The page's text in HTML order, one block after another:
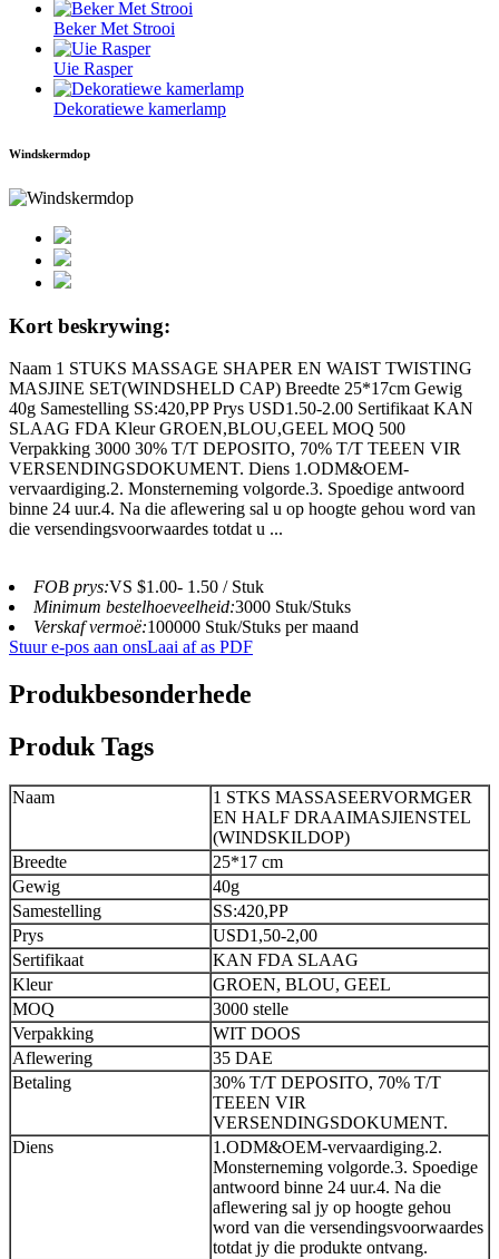
Beker Met Strooi
Uie Rasper
Dekoratiewe kamerlamp
Windskermdop
Kort beskrywing:
Naam 1 STUKS MASSAGE SHAPER EN WAIST TWISTING
MASJINE SET(WINDSHELD CAP) Breedte 25*17cm Gewig
40g Samestelling SS:420,PP Prys USD1.50-2.00 Sertifikaat KAN
SLAAG FDA Kleur GROEN,BLOU,GEEL MOQ 500
Verpakking 3000 30% T/T DEPOSITO, 70% T/T TEEEN VIR
VERSENDINGSDOKUMENT. Diens 1.ODM&OEM-
vervaardiging.2. Monsterneming volgorde.3. Spoedige antwoord
binne 24 uur.4. Na die aflewering sal u op hoogte gehou word van
die versendingsvoorwaardes totdat u ...
FOB prys:VS $1.00- 1.50 / Stuk
Minimum bestelhoeveelheid:3000 Stuk/Stuks
Verskaf vermoë:100000 Stuk/Stuks per maand
Stuur e-pos aan onsLaai af as PDF
Produkbesonderhede
Produk Tags
Naam
1 STKS MASSASEERVORMGER
EN HALF DRAAIMASJIENSTEL
(WINDSKILDOP)
Breedte
25*17 cm
Gewig
40g
Samestelling
SS:420,PP
Prys
USD1,50-2,00
Sertifikaat
KAN FDA SLAAG
Kleur
GROEN, BLOU, GEEL
MOQ
3000 stelle
Verpakking
WIT DOOS
Aflewering
35 DAE
Betaling
30% T/T DEPOSITO, 70% T/T
TEEEN VIR
VERSENDINGSDOKUMENT.
Diens
1.ODM&OEM-vervaardiging.2.
Monsterneming volgorde.3. Spoedige
antwoord binne 24 uur.4. Na die
aflewering sal jy op hoogte gehou
word van die versendingsvoorwaardes
totdat jy die produkte ontvang.